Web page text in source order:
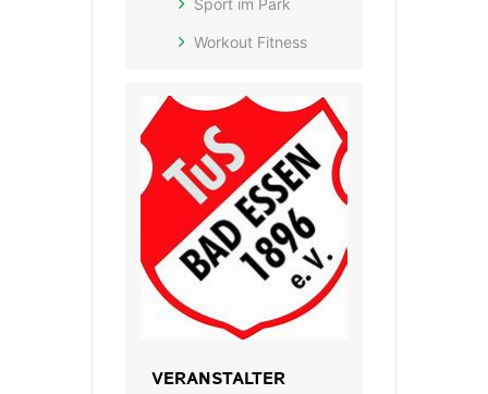
Sport im Park
Workout Fitness
VERANSTALTER